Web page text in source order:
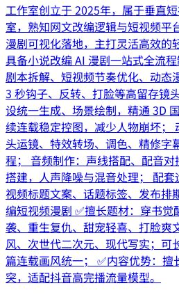
工作室创立于 2025年，属于垂直
室，熟知网文改编逻辑与短视频平
漫剧可视化落地，主打灵活高效的
具备小说改编 AI 漫剧一站式全流
剧本拆解、短视频节奏优化、动态
3 秒钩子、反转、打脸等高留存镜
设统一生成、场景绘制，精通 3D
续连载稳定控图，减少人物崩坏；
头运镜、特效转场、调色、精修字
程； 音频制作：声线搭配、配音
搭建，人声降噪与混音处理； 配
视频标题文案、话题标签、发布排
编短视频漫剧 ✅擅长题材：穿书
袭、重生复仇、甜宠轻喜、打脸爽
风、次世代二次元、现代写实；可
篇连载画风统一； ✅内容优势：
突，适配抖音高完播流量模型。